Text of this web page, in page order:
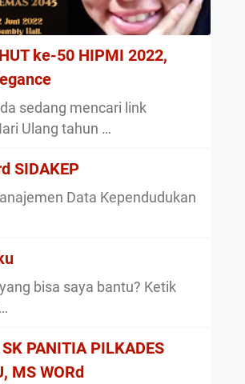
ke-50 HIPMI 2022,
sedang mencari link
Ulang tahun …
SIDAKEP
Data Kependudukan
bisa saya bantu? Ketik
PANITIA PILKADES
MS WORd